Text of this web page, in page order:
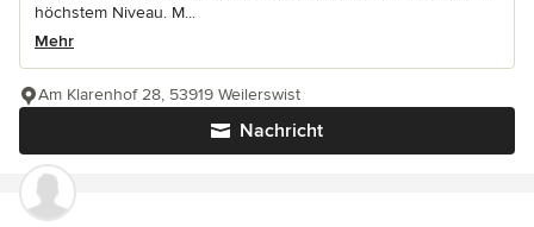
höchstem Niveau. M...
Mehr
Nachricht
Am Klarenhof 28, 53919 Weilerswist